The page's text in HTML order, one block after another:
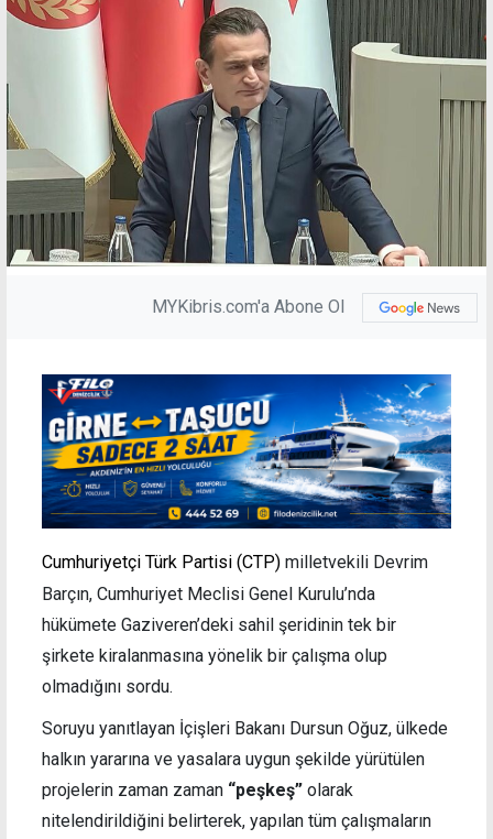
MYKibris.com'a Abone Ol
Cumhuriyetçi Türk Partisi (CTP) milletvekili Devrim
Barçın, Cumhuriyet Meclisi Genel Kurulu’nda
hükümete Gaziveren’deki sahil şeridinin tek bir
şirkete kiralanmasına yönelik bir çalışma olup
olmadığını sordu.
Soruyu yanıtlayan İçişleri Bakanı Dursun Oğuz, ülkede
halkın yararına ve yasalara uygun şekilde yürütülen
projelerin zaman zaman “peşkeş” olarak
nitelendirildiğini belirterek, yapılan tüm çalışmaların